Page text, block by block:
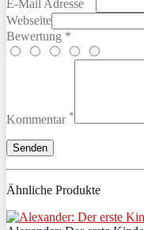
E-Mail Adresse
Webseite
Bewertung *
Kommentar *
Ähnliche Produkte